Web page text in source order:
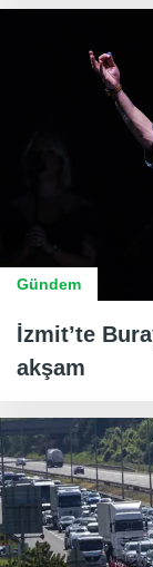
Gündem
İzmit’te
akşam